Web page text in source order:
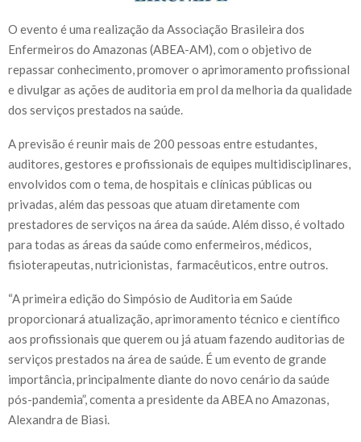
O evento é uma realização da Associação Brasileira dos
Enfermeiros do Amazonas (ABEA-AM), com o objetivo de
repassar conhecimento, promover o aprimoramento profissional
e divulgar as ações de auditoria em prol da melhoria da qualidade
dos serviços prestados na saúde.
A previsão é reunir mais de 200 pessoas entre estudantes,
auditores, gestores e profissionais de equipes multidisciplinares,
envolvidos com o tema, de hospitais e clínicas públicas ou
privadas, além das pessoas que atuam diretamente com
prestadores de serviços na área da saúde. Além disso, é voltado
para todas as áreas da saúde como enfermeiros, médicos,
fisioterapeutas, nutricionistas, farmacêuticos, entre outros.
“A primeira edição do Simpósio de Auditoria em Saúde
proporcionará atualização, aprimoramento técnico e científico
aos profissionais que querem ou já atuam fazendo auditorias de
serviços prestados na área de saúde. É um evento de grande
importância, principalmente diante do novo cenário da saúde
pós-pandemia”, comenta a presidente da ABEA no Amazonas,
Alexandra de Biasi.